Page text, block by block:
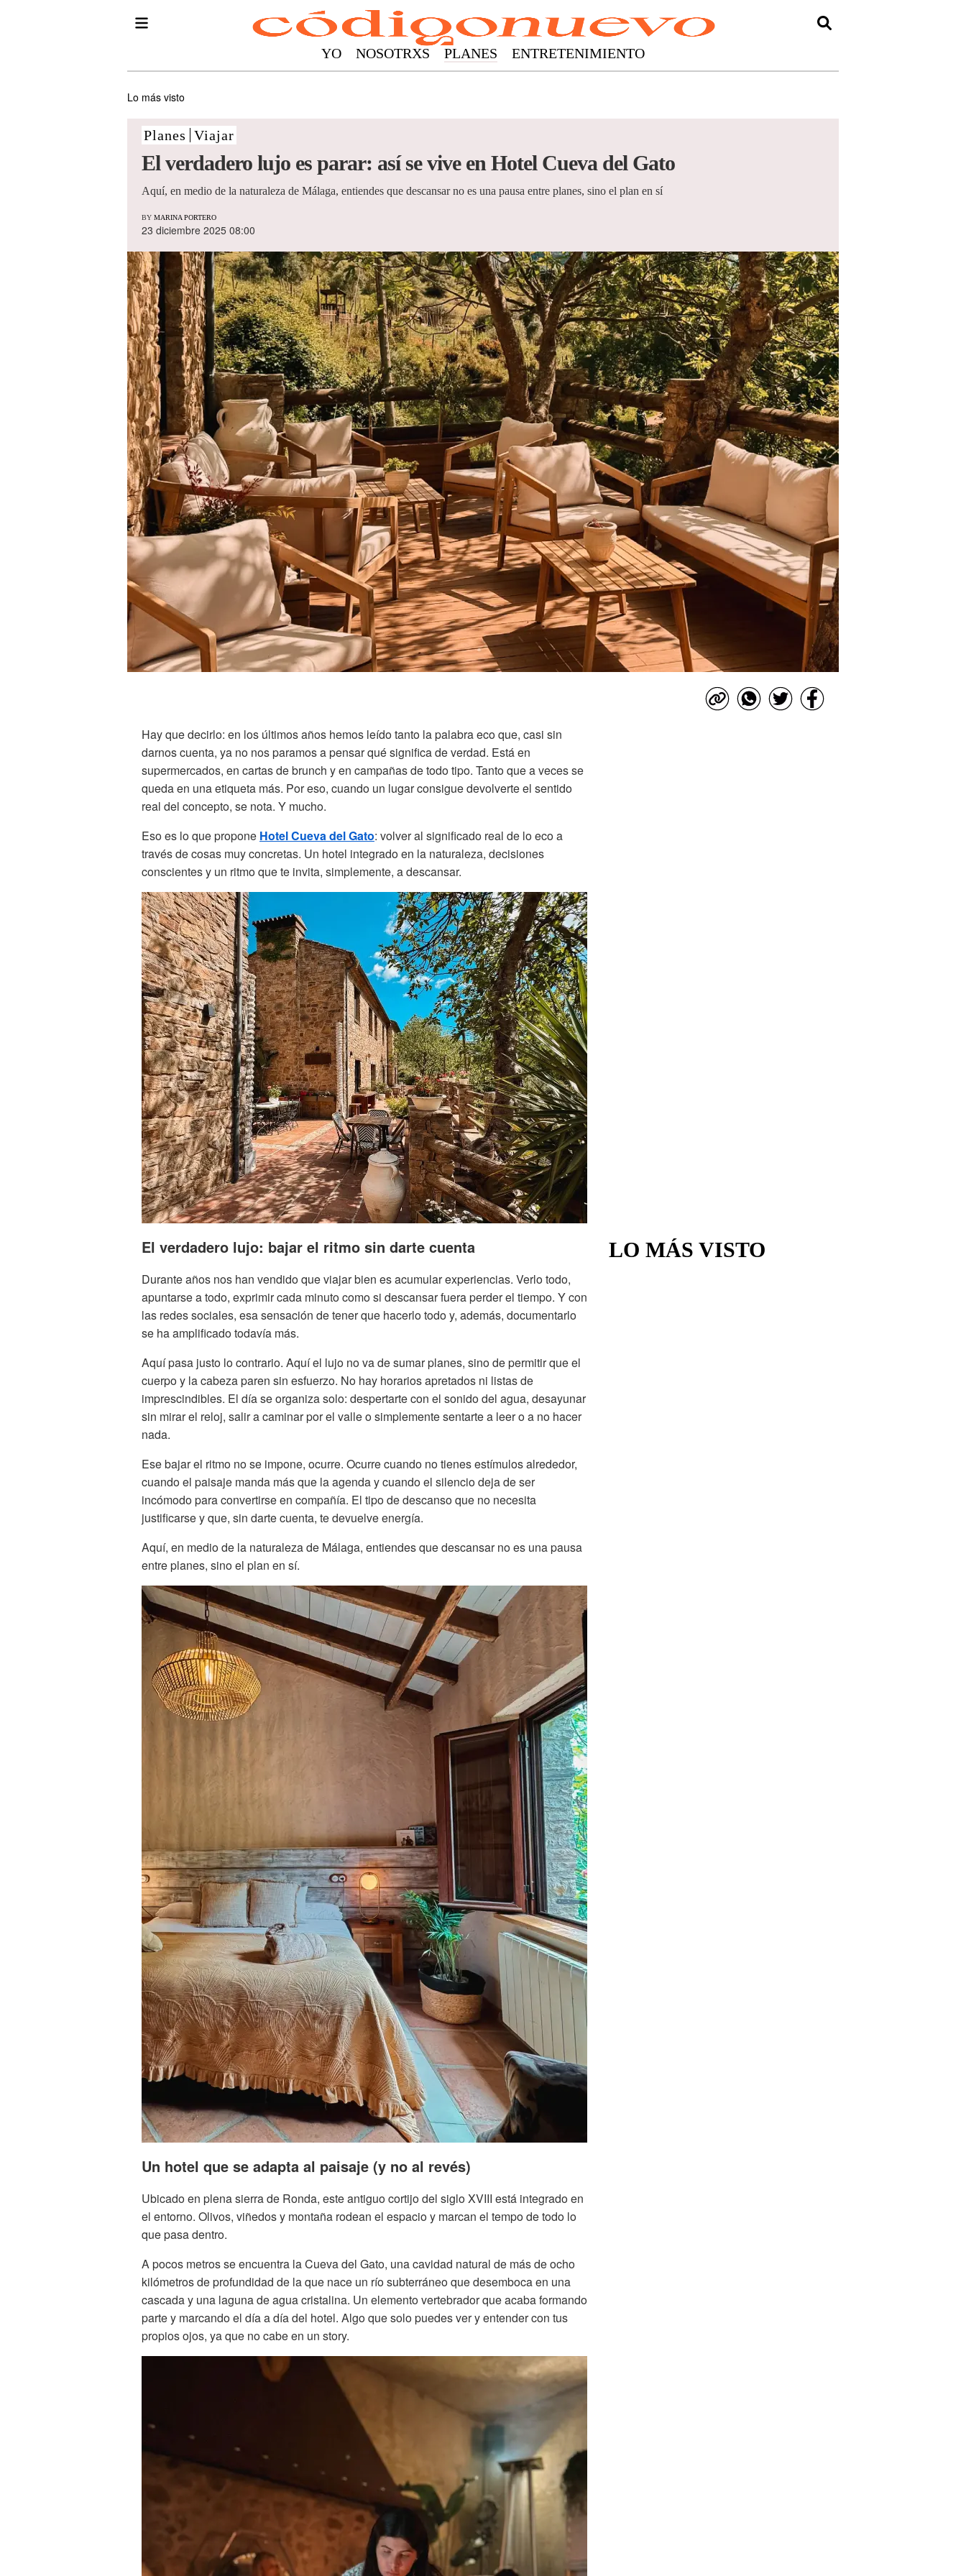
YO NOSOTRXS PLANES ENTRETENIMIENTO
Lo más visto
Planes Viajar
El verdadero lujo es parar: así se vive en Hotel Cueva del Gato
Aquí, en medio de la naturaleza de Málaga, entiendes que descansar no es una pausa entre planes, sino el plan en sí
BY MARINA PORTERO
23 diciembre 2025 08:00
Hay que decirlo: en los últimos años hemos leído tanto la palabra eco que, casi sin
darnos cuenta, ya no nos paramos a pensar qué significa de verdad. Está en
supermercados, en cartas de brunch y en campañas de todo tipo. Tanto que a veces se
queda en una etiqueta más. Por eso, cuando un lugar consigue devolverte el sentido
real del concepto, se nota. Y mucho.
Eso es lo que propone Hotel Cueva del Gato: volver al significado real de lo eco a
través de cosas muy concretas. Un hotel integrado en la naturaleza, decisiones
conscientes y un ritmo que te invita, simplemente, a descansar.
El verdadero lujo: bajar el ritmo sin darte cuenta
Durante años nos han vendido que viajar bien es acumular experiencias. Verlo todo,
apuntarse a todo, exprimir cada minuto como si descansar fuera perder el tiempo. Y con
las redes sociales, esa sensación de tener que hacerlo todo y, además, documentarlo
se ha amplificado todavía más.
Aquí pasa justo lo contrario. Aquí el lujo no va de sumar planes, sino de permitir que el
cuerpo y la cabeza paren sin esfuerzo. No hay horarios apretados ni listas de
imprescindibles. El día se organiza solo: despertarte con el sonido del agua, desayunar
sin mirar el reloj, salir a caminar por el valle o simplemente sentarte a leer o a no hacer
nada.
Ese bajar el ritmo no se impone, ocurre. Ocurre cuando no tienes estímulos alrededor,
cuando el paisaje manda más que la agenda y cuando el silencio deja de ser
incómodo para convertirse en compañía. El tipo de descanso que no necesita
justificarse y que, sin darte cuenta, te devuelve energía.
Aquí, en medio de la naturaleza de Málaga, entiendes que descansar no es una pausa
entre planes, sino el plan en sí.
Un hotel que se adapta al paisaje (y no al revés)
Ubicado en plena sierra de Ronda, este antiguo cortijo del siglo XVIII está integrado en
el entorno. Olivos, viñedos y montaña rodean el espacio y marcan el tempo de todo lo
que pasa dentro.
A pocos metros se encuentra la Cueva del Gato, una cavidad natural de más de ocho
kilómetros de profundidad de la que nace un río subterráneo que desemboca en una
cascada y una laguna de agua cristalina. Un elemento vertebrador que acaba formando
parte y marcando el día a día del hotel. Algo que solo puedes ver y entender con tus
propios ojos, ya que no cabe en un story.
LO MÁS VISTO